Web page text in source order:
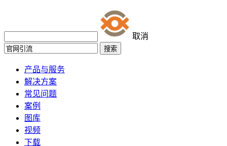
取消
产品与服务
解决方案
常见问题
案例
图库
视频
下载